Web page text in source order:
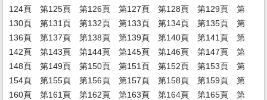
124頁
第125頁 第126頁 第127頁 第128頁 第129頁
第
130頁
第131頁 第132頁 第133頁 第134頁 第135頁
第
136頁
第137頁 第138頁 第139頁 第140頁 第141頁
第
142頁
第143頁 第144頁 第145頁 第146頁 第147頁
第
148頁
第149頁 第150頁 第151頁 第152頁 第153頁
第
154頁
第155頁 第156頁 第157頁 第158頁 第159頁
第
160頁
第161頁 第162頁 第163頁 第164頁 第165頁
第